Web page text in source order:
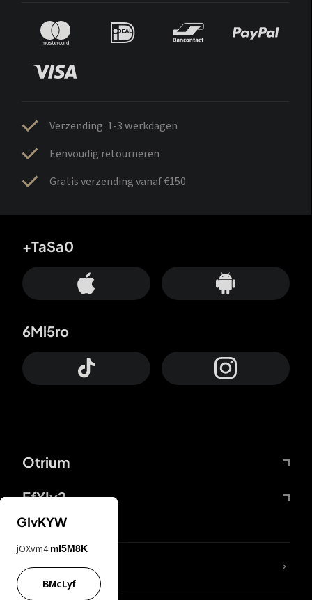
Verzending: 1-3 werkdagen
Eenvoudig retourneren
Gratis verzending vanaf €150
Otrium
FfYIy2
+TaSa0
6Mi5ro
ZbBJcb
GIvKYW
jOXvm4 mI5M8K
BMcLyf